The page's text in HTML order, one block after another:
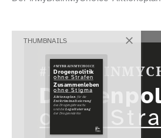
THUMBNAILS